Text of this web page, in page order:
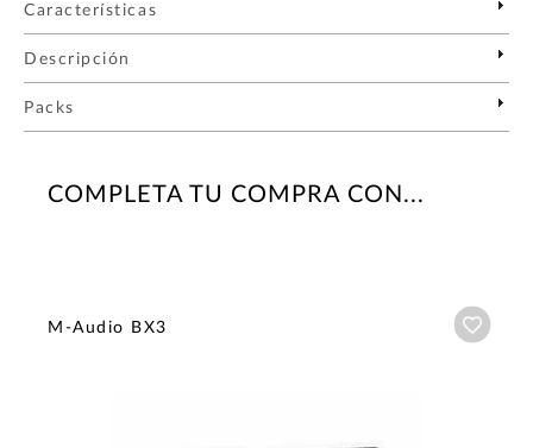
Características
Descripción
Packs
COMPLETA TU COMPRA CON...
M-Audio BX3